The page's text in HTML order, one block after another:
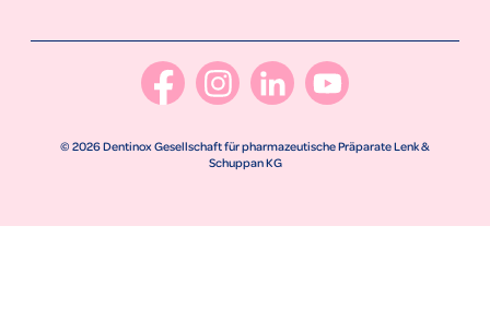
© 2026 Dentinox Gesellschaft für pharmazeutische Präparate Lenk &
Schuppan KG